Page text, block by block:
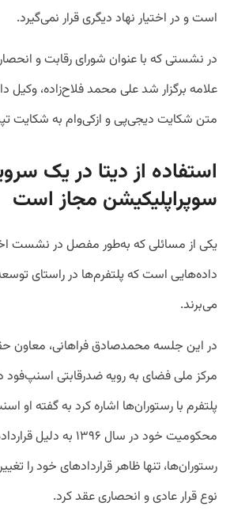
است و در اختیار نهاد دیگری قرار نمی‌گیرد.
در نشستی که با عنوان شورای رقابت و
علامه برگزار شد علی محمد فلاح‌زاده،‌
متن شکایت دیجی‌پی و ازکی‌وام به شکایت
استفاده از دیتا در یک
سوپراپلیکیشن مجاز است
یکی از مسائلی که به‌طور مفصل در نشست
داده‌هایی است که پلتفرم‌ها در راستای
می‌برند.
در این جلسه محمدصادق فراهانی، معاون
مرکز ملی فضای به رویه ضدرقابتی اسنپ‌فود
پلتفرم با رستوران‌ها اشاره کرد به گفته او
محکومیت خود در سال ۱۳۹۶
نوع قرار عادی و انحصاری عقد کرد.